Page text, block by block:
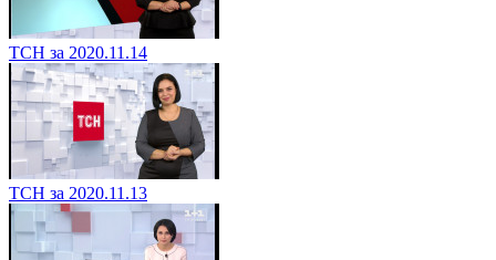
ТСН за 2020.11.14
ТСН за 2020.11.13